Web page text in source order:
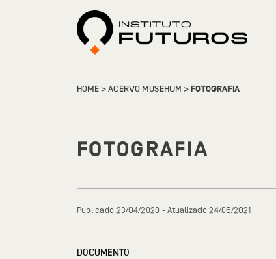
HOME>ACERVO MUSEHUM >FOTOGRAFIA
FOTOGRAFIA
Publicado 23/04/2020 - Atualizado 24/06/2021
DOCUMENTO